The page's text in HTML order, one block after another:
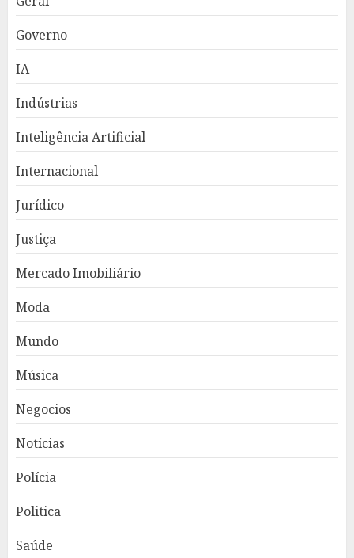
Governo
IA
Indústrias
Inteligência Artificial
Internacional
Jurídico
Justiça
Mercado Imobiliário
Moda
Mundo
Música
Negocios
Notícias
Polícia
Politica
Saúde